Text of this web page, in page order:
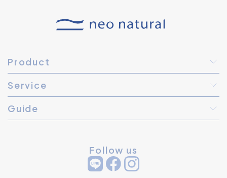
Product
Service
Guide
Follow us